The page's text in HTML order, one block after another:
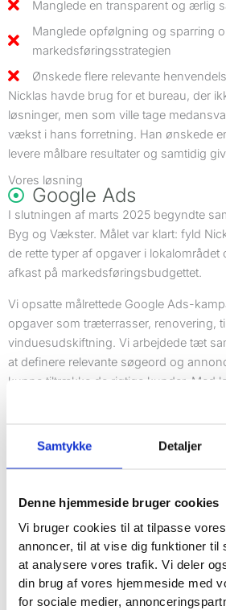
Samtykke Detaljer
Denne hjemmeside bruger cookies
Vi bruger cookies til at tilpasse
annoncer, til at vise dig funktioner til
at analysere vores trafik. Vi deler
din brug af vores hjemmeside med
for sociale medier,
Manglede en transparent og ærlig
Manglede opfølgning og sparring
markedsføringsstrategien
Ønskede flere relevante
Nicklas havde brug for et bureau, der
løsninger, men som ville tage
vækst i hans forretning. Han ønskede
levere målbare resultater og samtidig
Vores løsning
Google Ads
I slutningen af marts 2025 begyndte
Byg og Vækster. Målet var klart: fyld
de rette typer af opgaver i lokalområdet
afkast på markedsføringsbudgettet.
Vi opsatte målrettede Google Ads-
opgaver som træterrasser, renovering,
vinduesudskiftning. Vi arbejdede tæt
at definere relevante søgeord og
kunne tiltrække de rigtige kunder. Med
og gennemsigtig rapportering sikrede
resultater
Henvendelser om
+5